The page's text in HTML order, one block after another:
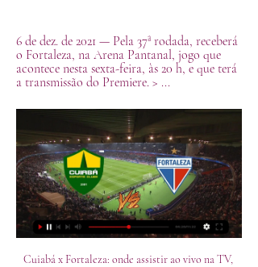
6 de dez. de 2021 — Pela 37ª rodada, receberá
o Fortaleza, na Arena Pantanal, jogo que
acontece nesta sexta-feira, às 20 h, e que terá
a transmissão do Premiere. > ...
Cuiabá x Fortaleza: onde assistir ao vivo na TV, horário, provável escalação, últimas notícias e palpiteEquilíbrio é uma das palavras usadas neste Brasileirão. Um dos exemplos está no jogo Cuiabá e Fortaleza, que acontece neste domingo (12). Os times estão no meio da tabela, com 44 e 43 pontos, respectivamente, portanto trata-se de um confronto direto nesta 34ª rodada. Fortaleza vai disputar o jogo número 72 em 2023 / Eurasia Sport Images/GettyImagesLocal: Cuiabá (MT)Estádio: Arena PantanalData: domingo, 12 de novembro de 2023Horário: 18:30 (de Brasília)Árbitro: Caio Max Augusto VieiraVAR: Pablo Ramon Gonçalves PinheiroTV: PremiereStreaming: PremiereHorário da transmissão: 18:30 (de Brasília)PaísCanal de TV ou streamingHorárioArgentinaStar+, Fanatiz e Brasileirão Play18:30 ARTCanadáFanatiz e Brasileirão Play16:30 EST / 13:30 PSTEstados UnidosPremiere, Paramount+, ViX, Fanatiz e Brasileirão Play16:30 EST / 13:30 PSTPeruStar+, Fanatiz e Brasileirão Play16:30 PETPortugalFanatiz e Brasileirão Play21:30 PTCRetrospecto entre Cuiabá e Fortaleza (todos os jogos)Campanha de Cuiabá e Fortaleza (últimos cinco jogos)Notícias do CuiabáDe volta aos treinos em casa e já com preparação encerrada para o duelo deste domingo! pic. 

Agora que você sabe tudo sobre a transmissão ao vivo para Cuiabá x Fortaleza, escolha a opção que melhor lhe atende. Caso não encontre nenhum canal onde vai passar o jogo, consulte os serviços de streaming, redes sociais, canais oficiais das equipes no Youtube ou serviços de TV a cabo/via satélite. Abaixo trazemos um prognóstico completo para a partida. Previsão: Cuiabá x Fortaleza Quem Ganha a Partida? Odds patrocinadas por Está procurando um prognóstico para Cuiabá x Fortaleza? Com base na nossa análise, esse tem tudo para ser um duelo acirrado, afinal, as duas equipes têm potencial para conquistar a vitória e, dessa forma, qualquer resultado é possível. 

Assistir Cuiabá x Fortaleza Ao Vivo - 12/11/2023 há 7 horas — Abaixo você poderá conferir todas as principais informações deste jogo, além de saber como assistir a partida na TV ou pela internet, de acordo ...

Quando falamos de poder ofensivo, Cuiabá tem uma média de 0. 97 gol marcados por jogo na competição. Últimos resultados: Fortaleza - Brasileirão Série A Fortaleza - Equipe de ForaCuiabá, até aqui, saiu vitorioso em 40% dos 30 jogos realizados. No entanto, quando atua jogando fora de casa (em 15 ocasiões), a taxa de vitórias é de 27%Quando o assunto são gols, Cuiabá tem os seguintes números na competição (contando o desempenho em casa e fora):Gols marcados: 11Média de gols marcados por jogo: 1. 13Gols sofridos: 15 golsMédia de gols sofridos por jogo: 1. 13 Caso queira conferir mais dados deste jogo, basta acessar a nossa página de estatísticas para Cuiabá x Fortaleza. 

Cuiabá x Fortaleza: horário e onde assistir ao vivo pelo há 8 horas — Cuiabá x Fortaleza: horário e onde assistir ao vivo pelo Brasileiro · Times se enfrentam neste domingo (12), pela 34ª rodada da Série A do ...

doc Mais vídeos Podcasts Baixo Clero Ficha Criminal Maratona Posse de Bola Sexoterapia UOL Entrevista UOL Líderes UOL Vê TV Mídia e Marketing Outros canais UOL Carros Página principal Motos Segredos Seu automóvel Tabela Fipe Testes e lançamentos Vídeos Últimas notícias Programas em Vídeo Avaliação UOL Carros Duelo Meu Carro, Minha Vida PitsTOP Outros canais UOL Economia Página principal Agronegócio Cotações Empreendedorismo Empregos Finanças pessoais Guia de Economia Imposto de Renda Líderes Mídia e Marketing Reforma da Previdência UOL Economia Explica Newsletters Blogs e colunas Vídeos Últimas notícias Cotações Dólar Euro Outras moedas Bolsas de Valores Outros canais UOL Página principal Futebol Jogos de Hoje Mercado da Bola Brasileirão Mundial de clubes Libertadores Paulista Liga dos Campeões Mais campeonatos Gols da rodada UOL de Primeira Olimpíadas 2020 Mais Esporte Fórmula 1 MMA Basquete Vôlei Tênis Tênis - Jogos de hoje Reportagens especiais Minha História Blogs e colunas Vídeos Últimas notícias Athletico Atlético-GO Atlético-MG Bahia Botafogo Red Bull Bragantino Ceará Corinthians Coritiba Cruzeiro Flamengo Fluminense Fortaleza Grêmio Goiás Internacional Palmeiras Santos São Paulo Sport Vasco Assine e veja ao vivo Brasileirão Libertadores Liga dos Campeões Liga das Nações Premier League La Liga NBA Outros canais UOL Entretê Página principal Carnaval Charges Filmes e séries Geek Livros e HQs Música Teatro e musicais Newsletters Blogs e colunas Vídeos Últimas notícias Programas em vídeo Poucas Meteoro Por Trás da Cena Me Segue Assine UOL Leia+ Banca UOL Leia+ Livros Loja de jogos Sexo Outros canais UOL TV e Famosos Página principal Especial BBB20 Famosos Televisão Novelas Reality shows Newsletters Vídeos Últimas notícias Blogs e colunas Chico Barney Cristina Padiglione Flávio Ricco Mauricio Stycer Ricardo Feltrin Novelas Amor de Mãe Apocalipse As Aventuras de Poliana Avenida Brasil Éramos Seis Malhação Salve-se Quem Puder Outros canais UOL Universa Página principal Transforma Inspira Pausa Horóscopo Newsletters Blogs e colunas Vídeos Últimas notícias Transforma Autoestima Direitos da mulher Diversidade Política Violência contra a mulher Inspira A poderosa Beleza Carreiras e finanças Casa e decoração Moda Mulheres inspiradoras Relacionamentos Sexo Pausa Fofuras Sem filtro Stalkeadas Universa experimenta Hysteria Outros canais UOL VivaBem Página principal Alimentação Equilíbrio Longevidade Movimento Saúde Newsletters Blogs e colunas Vídeos Últimas notícias Outros canais UOL Educação Página principal Banco de Redações Enem Pesquisa Escolar Planos de aula Resumo de livros Vestibular Brasil Escola Últimas notícias Pesquisa Escolar Atualidades Biografias Biologia Física Geografia História Matemática Português Química Outros temas Cursos online Cursos Livres - Upfy Pós-graduação Profissionalizantes Preparatório OAB Outros canais UOL Ecoa Página principal Pessoas Soluções Na prática Reportagens especiais Blogs e colunas Últimas Página principal Pessoas Soluções Na prática Reportagens especiais Blogs e colunas Últimas Pessoas Causadores Não erre como eu Você precisa conhecer Fizeram história Grande ideia Soluções Empresas que mudam Bom pra todo mundo Iniciativas que inspiram Na prática Sim ou não? Como fazer Destretando Final feliz Outros canais UOL MOV Página principal MOV. 

Futebol - Placar UOL - Cuiabá x FortalezaHome UOL Produtos Bate-papo Notícias Carros Economia Folha Esporte Entretê TV e Famosos Universa VivaBem Educação Ecoa MOV Nossa TAB Tilt Urban Taste Receitas Start Viagem Aplicativos UOL Host UOL Meu Negócio PagBank PagSeguro Cursos Splash Outros canais UOL Produtos 4003-6118 capitais 0800 703 3000 demais licalidades Conteúdo Exclusivo UOL Segurança Digital UOL Assistência Técnica UOL Leia+ Banca UOL Leia+ Livros UOL Resolve UOL PlayKids UOL Esporte Clube UOL Dieta UOL Wi-Fi UOL Host UOL Meu Negócio UOL Sexo Outros canais UOL Bate-papo Página principal Bate Papo VIP Amizade Idade Namoro Sexo Cidades Todas as salas Outros canais UOL Notícias Página principal Cotidiano Educação Internacional Política Saúde UOL Confere Newsletters Blogs e colunas Últimas notícias Loterias Mega Sena Quina Lotofácil Lotomania Outras loterias Vídeos Fora de Série Retrato MOV. 

Cuiabá x Fortaleza: veja onde assistir ao vivo, horário 30 de jul. de 2022 — Cuiabá x Fortaleza se enfrentam neste domingo (31), às 18h, na Arena Pantanal, em Mato Grosso-MT, pela 20ª rodada do Brasileirão 2022.

Cuiabá x Fortaleza: veja informações e onde assistir ao duelo pelo BrasileiroNesse domingo, Cuiabá e Fortaleza voltam a campo pela 34ª rodada do Campeonato Brasileiro, às 18h30 (de Brasília), na Arena Pantanal, em Cuiabá (MT). A partida vai ter transmissão do canal por assinatura Premiere. Com a vitória sobre o Bahia, o Dourado encaminhou a permanência na elite do futebol brasileiro. Com 44 pontos, os comandados de António Oliveira estão na décima colocação, com sete a mais que o Cruzeiro, primeiro clube no Z4, com uma rodada a menos. Para a partida, o comandante português terá o retorno de Fernando Sobral, que cumpriu suspensão. Com uma lesão na coxa esquerda, Lucas Mineiro deve desfalcar novamente a equipe, assim como Rykelme, fora por acúmulo de cartões amarelos. 

Cuiabá x Fortaleza: veja informações e onde assistir ao duelo há 16 horas — Nesse domingo, Cuiabá e Fortaleza voltam a campo pela 34ª rodada do Campeonato Brasileiro, às 18h30 (de Brasília), na Arena Pantanal, ...

Já o Fortaleza precisa da vitória para encurtar a distância para a zona de classificação da Libertadores. Na 11ª colocação, o Leão do Pici está com 43 pontos, com 11 a menos que o Atlético-MG, primeiro clube no G6. Porém, a equipe tem dois jogos a menos em relação aos demais concorrentes. Sem desfalques por suspensão, o técnico Juan Vojvoda terá o retorno de Machuca, fora na última rodada por terceiro cartão amarelo. Entregues ao departamento médico, Hércules, Zanocello e Tobias devem permanecer fora. 

Onde assistir Cuiabá x Fortaleza ao vivo Your browser does not support the video tag. Assista de graça! Cuiabá x Fortaleza Como assistir Registre-se com nosso parceiro e ative sua conta. Assista de graça! Registre-se com nosso parceiro Para assistir Cuiabá x Fortaleza ao vivo, basta clicar no link acima e acessar as opções que permitam que você assista ao jogo. 

Confrontos recentes entre os timesNos últimos anos, Cuiabá e Fortaleza se enfrentaram em 11 oportunidades. Abaixo você pode conferir o resumo dos últimos resultados entre as duas equipes que se enfrentam neste próximo dia 12/11/2023. Cuiabá venceu 4 jogosFortaleza saiu vencedor em 4 confrontos3 partidas terminaram empatadasVeja abaixo todas as informações sobre a transmissão ao vivo de Cuiabá x Fortaleza - Brasileirão Série A. 

Cuiabá - Fortaleza placar ao vivo, H2H e escalações Canais de TV Cuiabá está enfrentando Fortaleza começando em 12 de nov. de 2023 às 21:30 UTC no Arena Pantanal estadio, Cuiaba cidade, Brazil. A partida faz ...

Cuiabá X Fortaleza - Ao v